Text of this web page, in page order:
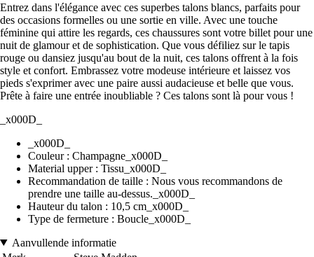
Entrez dans l'élégance avec ces superbes talons blancs, parfaits pour
des occasions formelles ou une sortie en ville. Avec une touche
féminine qui attire les regards, ces chaussures sont votre billet pour une
nuit de glamour et de sophistication. Que vous défiliez sur le tapis
rouge ou dansiez jusqu'au bout de la nuit, ces talons offrent à la fois
style et confort. Embrassez votre modeuse intérieure et laissez vos
pieds s'exprimer avec une paire aussi audacieuse et belle que vous.
Prête à faire une entrée inoubliable ? Ces talons sont là pour vous !
_x000D_
_x000D_
Couleur : Champagne_x000D_
Material upper : Tissu_x000D_
Recommandation de taille : Nous vous recommandons de
prendre une taille au-dessus._x000D_
Hauteur du talon : 10,5 cm_x000D_
Type de fermeture : Boucle_x000D_
Aanvullende informatie